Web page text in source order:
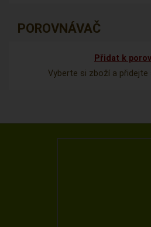
POROVNÁVAČ
Přidat k
Vyberte si zboží a přidejte